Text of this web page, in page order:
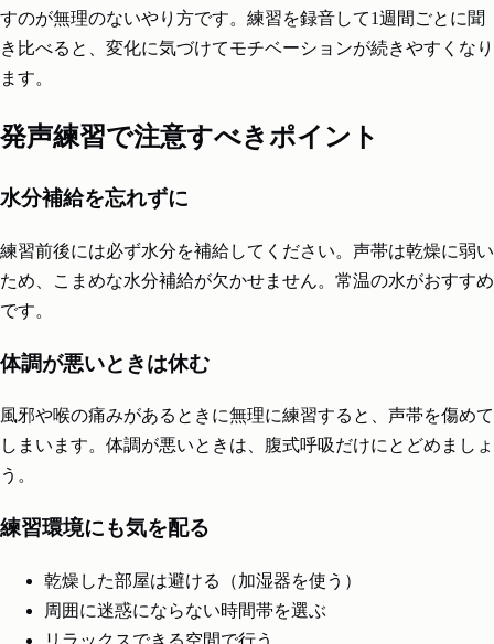
すのが無理のないやり方です。練習を録音して1週間ごとに聞
き比べると、変化に気づけてモチベーションが続きやすくなり
ます。
発声練習で注意すべきポイント
水分補給を忘れずに
練習前後には必ず水分を補給してください。声帯は乾燥に弱い
ため、こまめな水分補給が欠かせません。常温の水がおすすめ
です。
体調が悪いときは休む
風邪や喉の痛みがあるときに無理に練習すると、声帯を傷めて
しまいます。体調が悪いときは、腹式呼吸だけにとどめましょ
う。
練習環境にも気を配る
乾燥した部屋は避ける（加湿器を使う）
周囲に迷惑にならない時間帯を選ぶ
リラックスできる空間で行う